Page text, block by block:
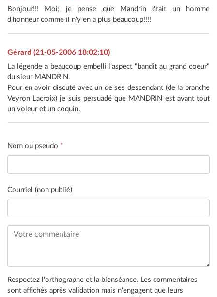
Bonjour!!! Moi; je pense que Mandrin était un homme
d'honneur comme il n'y en a plus beaucoup!!!!
Gérard (21-05-2006 18:02:10)
La légende a beaucoup embelli l'aspect "bandit au grand coeur"
du sieur MANDRIN.
Pour en avoir discuté avec un de ses descendant (de la branche
Veyron Lacroix) je suis persuadé que MANDRIN est avant tout
un voleur et un coquin.
Nom ou pseudo *
Courriel (non publié)
Respectez l'orthographe et la bienséance. Les commentaires
sont affichés après validation mais n'engagent que leurs